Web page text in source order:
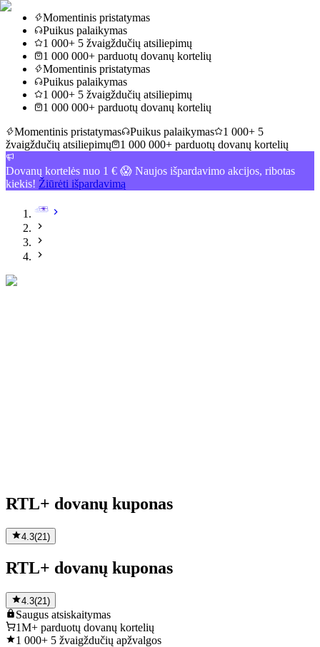
Momentinis pristatymas
Puikus palaikymas
1 000+ 5 žvaigždučių atsiliepimų
1 000 000+ parduotų dovanų kortelių
Momentinis pristatymas
Puikus palaikymas
1 000+ 5 žvaigždučių atsiliepimų
1 000 000+ parduotų dovanų kortelių
Momentinis pristatymas
Puikus palaikymas
1 000+ 5
žvaigždučių atsiliepimų
1 000 000+ parduotų dovanų kortelių
Dovanų kortelės nuo 1 € 😱 Naujos išpardavimo akcijos, ribotas
kiekis! Žiūrėti išpardavimą
RTL+ dovanų kuponas
4.3(21 )
RTL+ dovanų kuponas
4.3(21)
Saugus atsiskaitymas
1M+ parduotų dovanų kortelių
1 000+ 5 žvaigždučių apžvalgos